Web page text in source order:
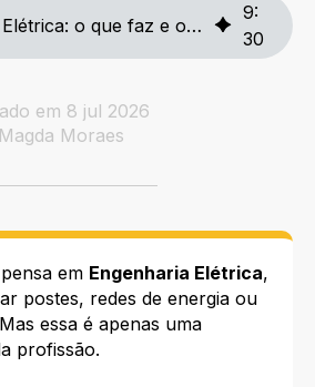
Engenharia Elétrica: o que faz e onde trabalhar atualmente
9:
30
em 8 jul 2026
Moraes
em Engenharia Elétrica,
postes, redes de energia ou
essa é apenas uma
profissão.